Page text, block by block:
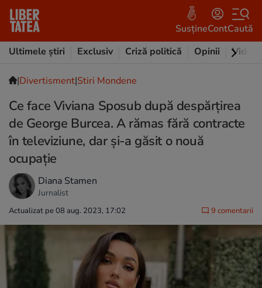
SusțineContCaută
Ultimele știri
Exclusiv Criză politică Opinii Video
|Divertisment|Stiri Mondene
Ce face Viviana Sposub după despărțirea
de George Burcea. A rămas fără contracte
în televiziune, dar și-a găsit o nouă
ocupație
Diana Stamen
Jurnalist
Actualizat pe 08 aug. 2023, 17:02 9 comentarii